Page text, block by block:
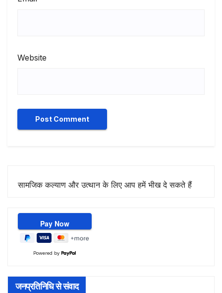
Website
सामजिक कल्याण और उत्थान के लिए आप हमें भीख दे सकते हैं
Powered by
जनप्रतिनिधि से संवाद